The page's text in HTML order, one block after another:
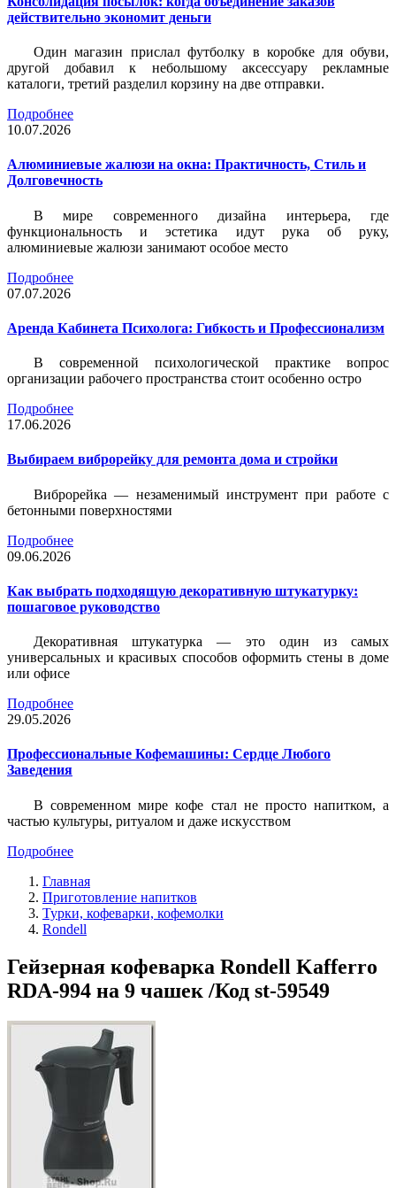
действительно экономит деньги
Один магазин прислал футболку в коробке для обуви,
другой добавил к небольшому аксессуару рекламные
каталоги, третий разделил корзину на две отправки.
Подробнее
10.07.2026
Алюминиевые жалюзи на окна: Практичность, Стиль и
Долговечность
В мире современного дизайна интерьера, где
функциональность и эстетика идут рука об руку,
алюминиевые жалюзи занимают особое место
Подробнее
07.07.2026
Аренда Кабинета Психолога: Гибкость и Профессионализм
В современной психологической практике вопрос
организации рабочего пространства стоит особенно остро
Подробнее
17.06.2026
Выбираем виброрейку для ремонта дома и стройки
Виброрейка — незаменимый инструмент при работе с
бетонными поверхностями
Подробнее
09.06.2026
Как выбрать подходящую декоративную штукатурку:
пошаговое руководство
Декоративная штукатурка — это один из самых
универсальных и красивых способов оформить стены в доме
или офисе
Подробнее
29.05.2026
Профессиональные Кофемашины: Сердце Любого
Заведения
В современном мире кофе стал не просто напитком, а
частью культуры, ритуалом и даже искусством
Подробнее
Главная
Приготовление напитков
Турки, кофеварки, кофемолки
Rondell
Гейзерная кофеварка Rondell Kafferro
RDA-994 на 9 чашек /Код st-59549